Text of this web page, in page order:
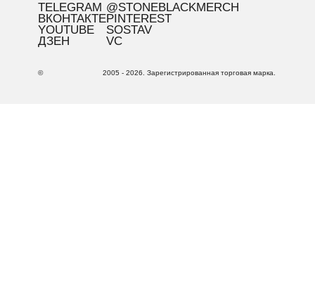
TELEGRAM
ВКОНТАКТЕ
YOUTUBE
ДЗЕН
@STONEBLACKMERCH
PINTEREST
SOSTAV
VC
© 2005 - 2026. Зарегистрированная торговая марка.